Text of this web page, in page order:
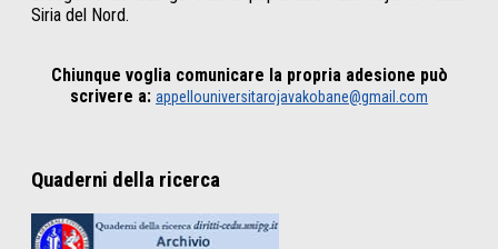
Siria del Nord.
Chiunque voglia comunicare la propria adesione può
scrivere a: appellouniversitarojavakobane@gmail.com
Quaderni della ricerca